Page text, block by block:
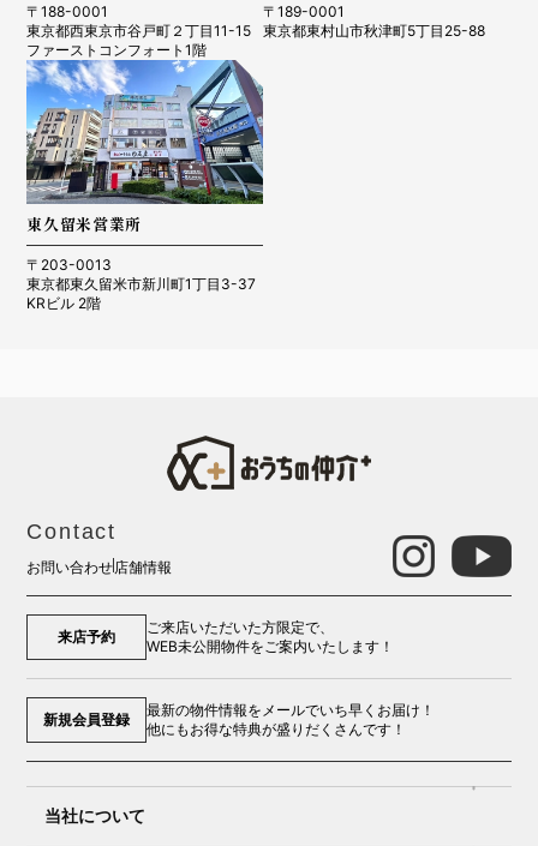
〒188-0001
東京都西東京市谷戸町２丁目11-15
ファーストコンフォート1階
〒189-0001
東京都東村山市秋津町5丁目25-88
東久留米営業所
〒203-0013
東京都東久留米市新川町1丁目3-37
KRビル 2階
Contact
お問い合わせ 店舗情報
来店予約
ご来店いただいた方限定で、
WEB未公開物件をご案内いたします！
新規会員登録
最新の物件情報をメールでいち早くお届け！
他にもお得な特典が盛りだくさんです！
当社について